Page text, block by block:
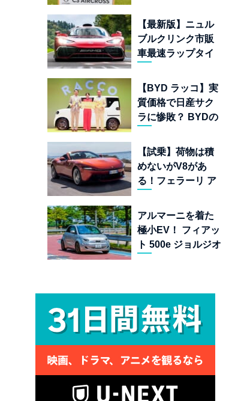
毯」を手に入れた
フランスの異端児
【最新版】ニュル
ブルクリンク市販
車最速ラップタイ
22台を一挙公開
【BYD ラッコ】実
質価格で日産サク
ラに惨敗？ BYDの
金ドーピング」の
異常な世界
【試乗】荷物は積
めないがV8があ
る！フェラーリ ア
ーが証明する純内
燃機関オープンカ
ーの至福
アルマーニを着た
極小EV！ フィアッ
ト 500e ジョルジオ